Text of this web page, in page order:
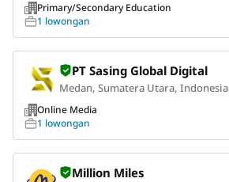
Primary/Secondary Education
1 lowongan
PT Sasing Global Digital
Medan, Sumatera Utara, Indonesia
Online Media
1 lowongan
Million Miles